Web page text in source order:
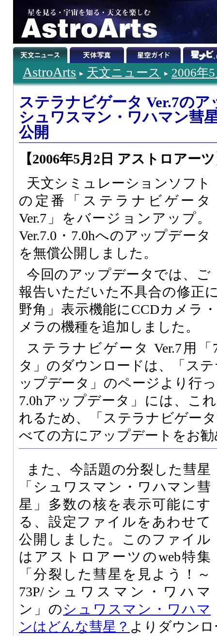
AstroArts 天文ニュース 2006年
ステラナビゲータ Ver.7の
シュワスマン・ワハマン彗
公開
【2006年5月2日 アストロアー
天文シミュレーションソフト
の定番「ステラナビゲータ
Ver.7」をバージョンアップ。
Ver.7.0・7.0hへのアップデータ
を無償公開しました。
今回のアップデータでは、ご
報告いただいた不具合の修正
野角」表示機能にCCDカメラ
メラの機種を追加しました。
ステラナビゲータ Ver.7用
タ」のダウンロードは、「ステ
ップデータ」のページより行
7.0hアップデータ」には、こ
れるため、「ステラナビゲー
べての方にアップデートをお
また、今話題の分裂した彗星
「シュワスマン・ワハマン彗
星」多数の核を表示可能にす
る、設定ファイルをあわせて
公開しました。このファイル
はアストロアーツのweb特集
「分裂した彗星を見よう！～
73P/シュワスマン・ワハマ
ン」のシュワスマン・ワハマ
ンはどんな彗星？ よりダウン